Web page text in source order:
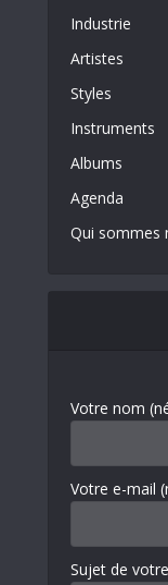
Industrie
Artistes
Styles
Instruments
Albums
Agenda
Qui sommes
Votre nom
Votre e-mail
Sujet de